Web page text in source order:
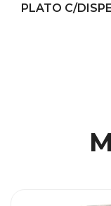
PLATO C/